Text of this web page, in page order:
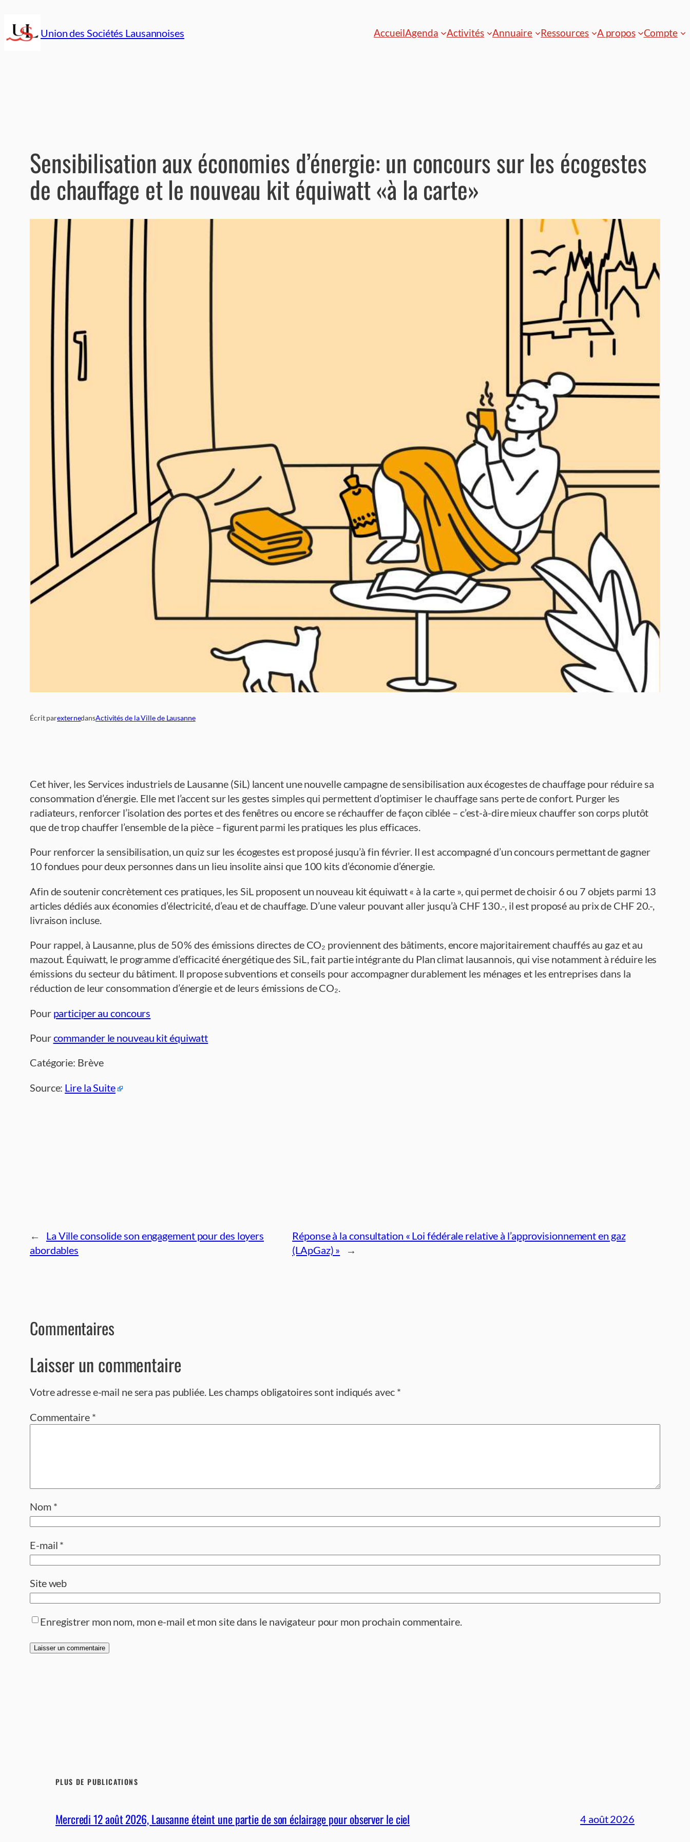
au
contenu
Union des Sociétés Lausannoises AccueilAgenda Activités Annuaire Ressources A propos Compte
Sensibilisation aux économies d’énergie: un concours sur les écogestes
de chauffage et le nouveau kit équiwatt «à la carte»
Écrit parexternedansActivités de la Ville de Lausanne
Cet hiver, les Services industriels de Lausanne (SiL) lancent une nouvelle campagne de sensibilisation aux écogestes de chauffage pour réduire sa
consommation d’énergie. Elle met l’accent sur les gestes simples qui permettent d’optimiser le chauffage sans perte de confort. Purger les
radiateurs, renforcer l’isolation des portes et des fenêtres ou encore se réchauffer de façon ciblée – c’est-à-dire mieux chauffer son corps plutôt
que de trop chauffer l’ensemble de la pièce – figurent parmi les pratiques les plus efficaces.
Pour renforcer la sensibilisation, un quiz sur les écogestes est proposé jusqu’à fin février. Il est accompagné d’un concours permettant de gagner
10 fondues pour deux personnes dans un lieu insolite ainsi que 100 kits d’économie d’énergie.
Afin de soutenir concrètement ces pratiques, les SiL proposent un nouveau kit équiwatt « à la carte », qui permet de choisir 6 ou 7 objets parmi 13
articles dédiés aux économies d’électricité, d’eau et de chauffage. D’une valeur pouvant aller jusqu’à CHF 130.-, il est proposé au prix de CHF 20.-,
livraison incluse.
Pour rappel, à Lausanne, plus de 50 % des émissions directes de CO₂ proviennent des bâtiments, encore majoritairement chauffés au gaz et au
mazout. Équiwatt, le programme d’efficacité énergétique des SiL, fait partie intégrante du Plan climat lausannois, qui vise notamment à réduire les
émissions du secteur du bâtiment. Il propose subventions et conseils pour accompagner durablement les ménages et les entreprises dans la
réduction de leur consommation d’énergie et de leurs émissions de CO₂.
Pour participer au concours
Pourcommander le nouveau kit équiwatt
Catégorie: Brève
Source: Lire la Suite
←
La Ville consolide son engagement pour des loyers
abordables
Réponse à la consultation « Loi fédérale relative à l’approvisionnement en gaz
(LApGaz) »
→
Commentaires
Laisser un commentaire
Votre adresse e-mail ne sera pas publiée. Les champs obligatoires sont indiqués avec *
Commentaire *
Nom *
E-mail *
Site web
Enregistrer mon nom, mon e-mail et mon site dans le navigateur pour mon prochain commentaire.
PLUS DE PUBLICATIONS
Mercredi 12 août 2026, Lausanne éteint une partie de son éclairage pour observer le ciel 4 août 2026